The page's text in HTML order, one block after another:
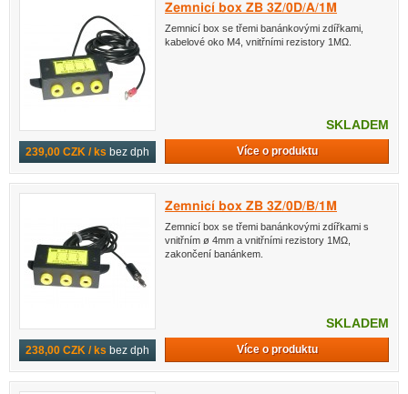
239,00 CZK / ks bez dph
Zemnicí box ZB 3Z/0D/A/1M
Zemnicí box se třemi banánkovými zdířkami,
kabelové oko M4, vnitřními rezistory 1MΩ.
SKLADEM
Více o produktu
238,00 CZK / ks bez dph
Zemnicí box ZB 3Z/0D/B/1M
Zemnicí box se třemi banánkovými zdířkami s
vnitřním ø 4mm a vnitřními rezistory 1MΩ,
zakončení banánkem.
SKLADEM
Více o produktu